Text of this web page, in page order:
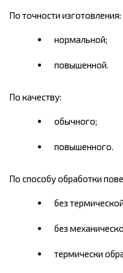
По точности изготовления:
нормальной;
повышенной.
По качеству:
обычного;
повышенного.
По способу обработки
без
без
термически